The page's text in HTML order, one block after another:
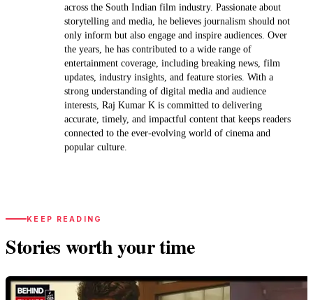
across the South Indian film industry. Passionate about
storytelling and media, he believes journalism should not
only inform but also engage and inspire audiences. Over
the years, he has contributed to a wide range of
entertainment coverage, including breaking news, film
updates, industry insights, and feature stories. With a
strong understanding of digital media and audience
interests, Raj Kumar K is committed to delivering
accurate, timely, and impactful content that keeps readers
connected to the ever-evolving world of cinema and
popular culture.
KEEP READING
Stories worth your time